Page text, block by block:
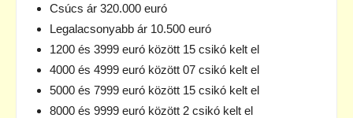
Csúcs ár 320.000 euró
Legalacsonyabb ár 10.500 euró
1200 és 3999 euró között 15 csikó kelt el
4000 és 4999 euró között 07 csikó kelt el
5000 és 7999 euró között 15 csikó kelt el
8000 és 9999 euró között 2 csikó kelt el